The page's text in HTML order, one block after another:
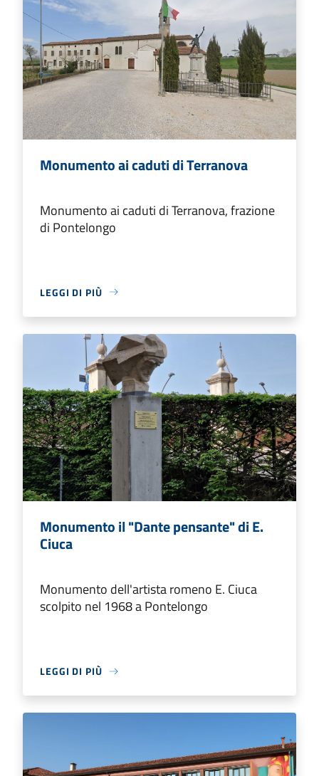
Monumento ai caduti di Terranova
Monumento ai caduti di Terranova, frazione
di Pontelongo
LEGGI DI PIÙ
Monumento il "Dante pensante" di E.
Ciuca
Monumento dell'artista romeno E. Ciuca
scolpito nel 1968 a Pontelongo
LEGGI DI PIÙ